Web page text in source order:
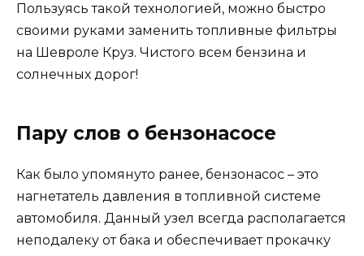
Пользуясь такой технологией, можно быстро
своими руками заменить топливные фильтры
на Шевроле Круз. Чистого всем бензина и
солнечных дорог!
Пару слов о бензонасосе
Как было упомянуто ранее, бензонасос – это
нагнетатель давления в топливной системе
автомобиля. Данный узел всегда располагается
неподалеку от бака и обеспечивает прокачку